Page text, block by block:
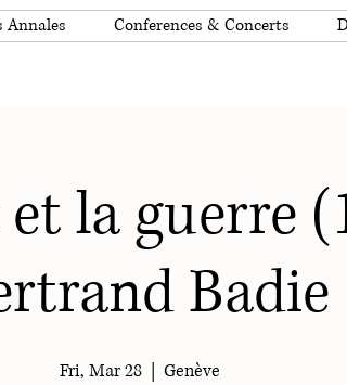
Annales Conferences & Concerts
la guerre
Badie
Fri, Mar 28 Genève